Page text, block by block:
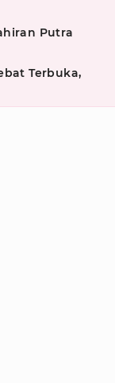
Putra
Terbuka,